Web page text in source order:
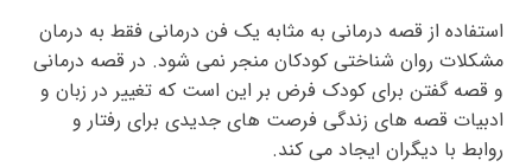
استفاده از قصه درمانی به مثابه یک فن درمانی فقط به درمان
مشکلات روان شناختی کودکان منجر نمی شود. در قصه درمانی
و قصه گفتن برای کودک فرض بر این است که تغییر در زبان و
ادبیات قصه های زندگی فرصت های جدیدی برای رفتار و
روابط با دیگران ایجاد می کند.